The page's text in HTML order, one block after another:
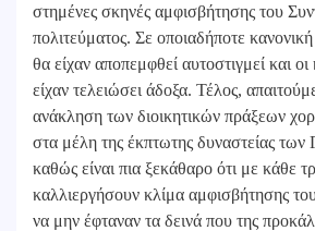
στημένες σκηνές αμφισβήτησης του
πολιτεύματος. Σε οποιαδήποτε
θα είχαν αποπεμφθεί αυτοστιγμεί και
είχαν τελειώσει άδοξα. Τέλος,
ανάκληση των διοικητικών πράξεων
στα μέλη της έκπτωτης δυναστείας των
καθώς είναι πια ξεκάθαρο ότι με κάθε
καλλιεργήσουν κλίμα αμφισβήτησης
να μην έφταναν τα δεινά που της